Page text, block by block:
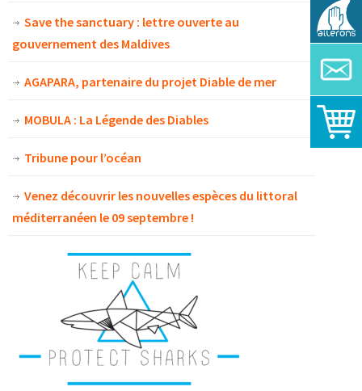
Save the sanctuary : lettre ouverte au
gouvernement des Maldives
AGAPARA, partenaire du projet Diable de mer
MOBULA : La Légende des Diables
Tribune pour l’océan
Venez découvrir les nouvelles espèces du littoral
méditerranéen le 09 septembre !